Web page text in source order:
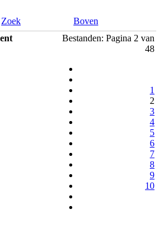
Zoek
Boven
Bestanden: Pagina 2 van
48
1
2
3
4
5
6
7
8
9
10